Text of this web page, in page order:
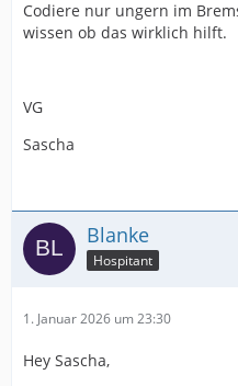
Codiere nur ungern im
wissen ob das wirklich hilft.
VG
Sascha
Blanke
Hospitant
1. Januar 2026 um 23:30
Hey Sascha,